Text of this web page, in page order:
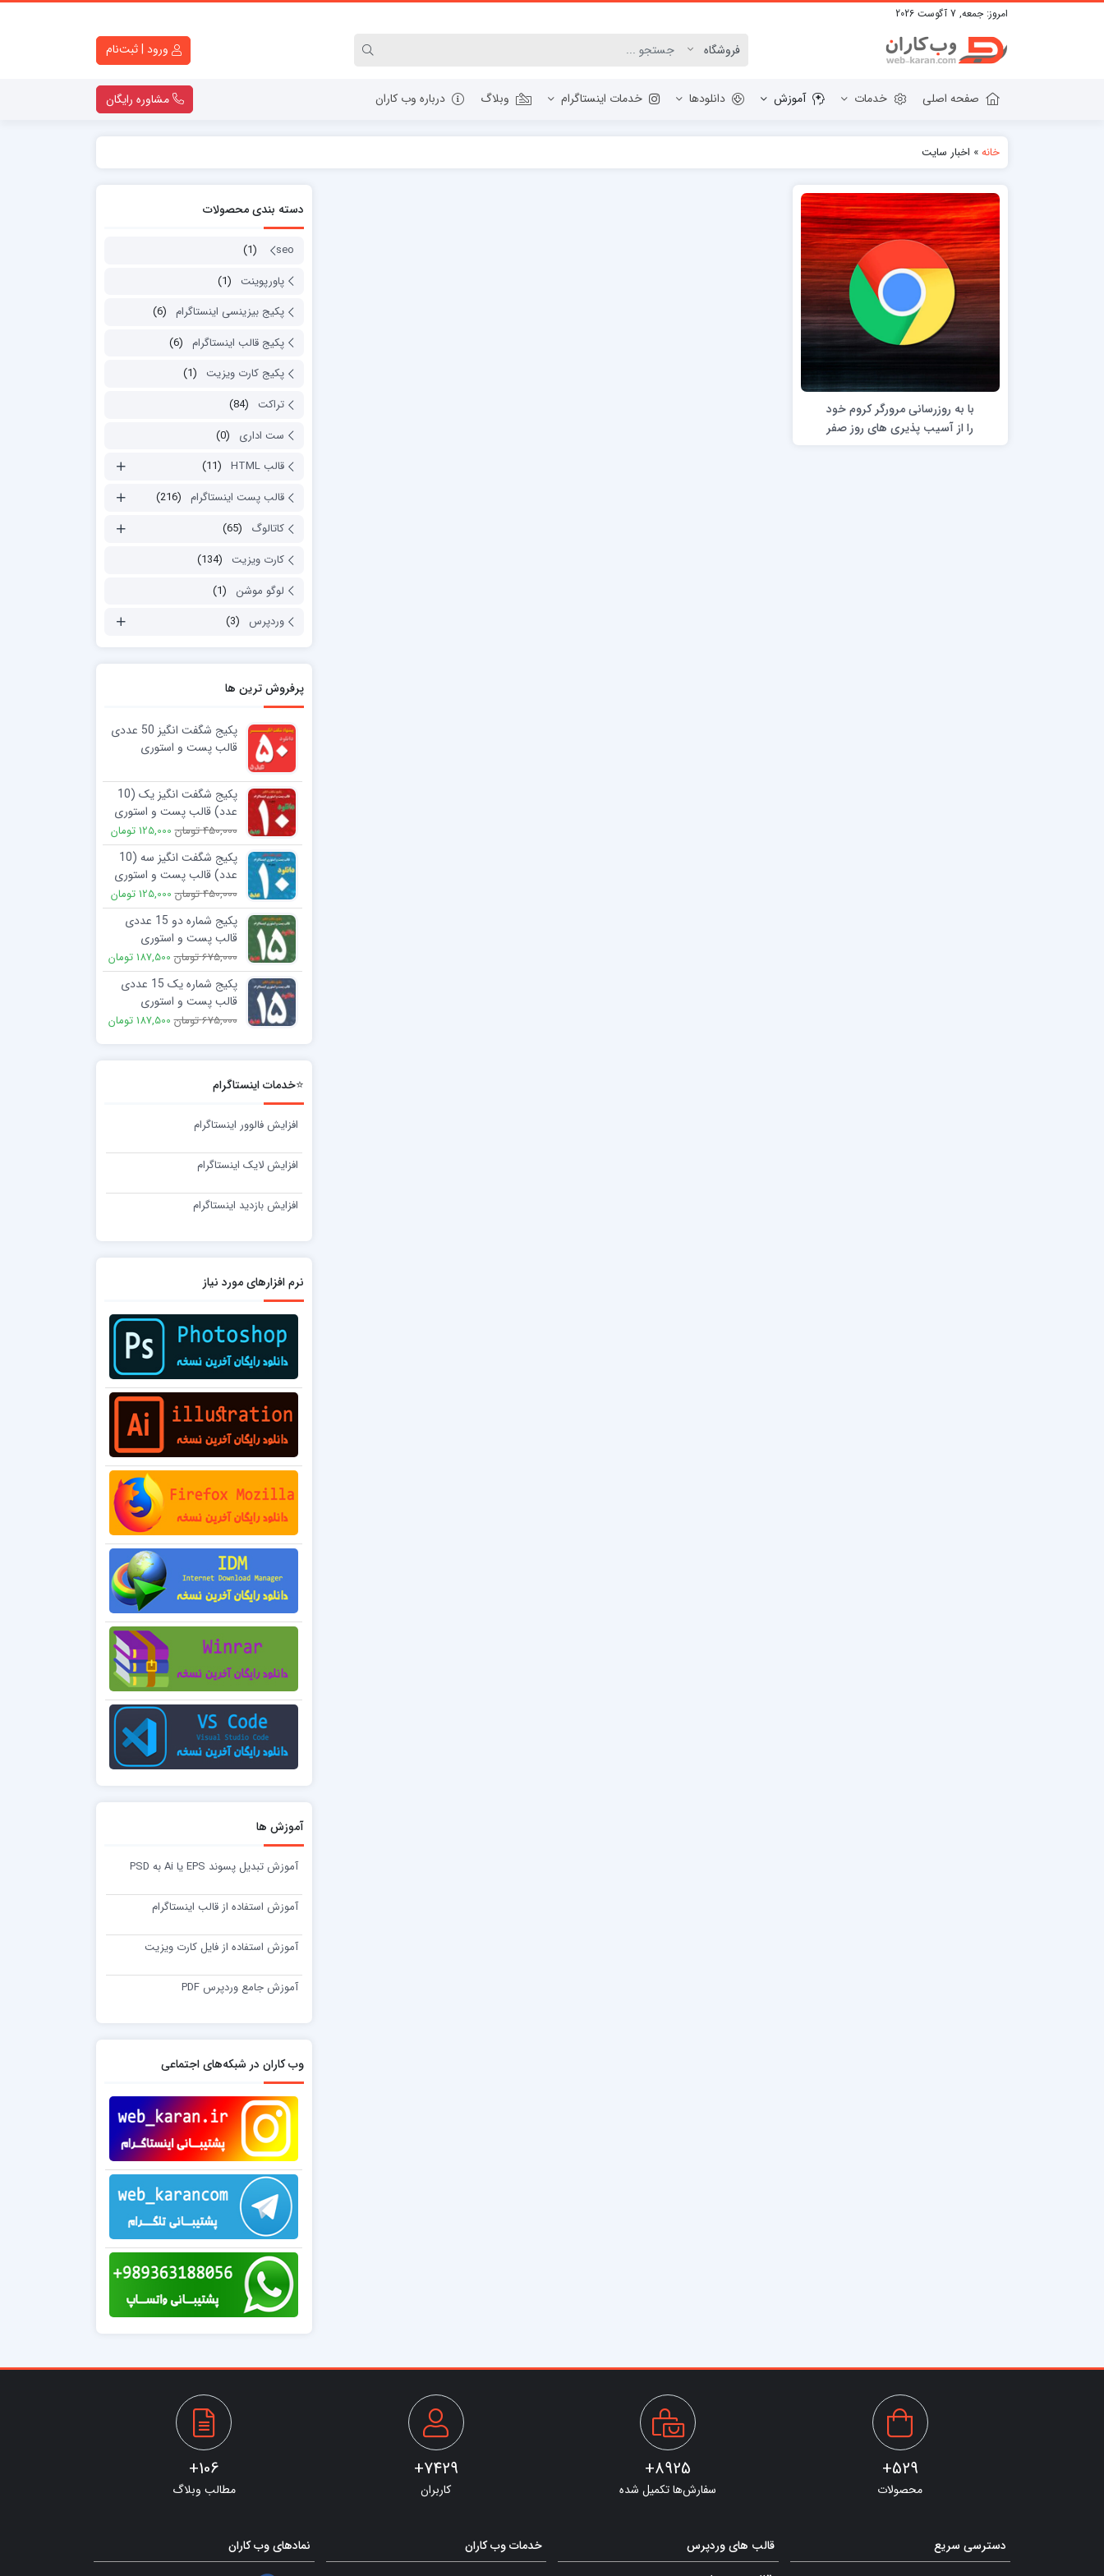
امروز: جمعه, 7 آگوست 2026
ورود | ثبت‌نام
صفحه اصلی خدمات آموزش دانلودها
دانلود وردپرس
پلاگین های وردپرس
کارت ویزیت لایه باز
تراکت لایه باز
کاتالوگ لایه باز
قالب اینستاگرام
پاورپوینت
لوگو موشن
خدمات اینستاگرام وبلاگ درباره وب کاران مشاوره رایگان
خانه» اخبار سایت
با به روزرسانی مرورگر کروم خود
را از آسیب پذیری های روز صفر
ایمن نگه دارید
دسته بندی محصولات
seo
(1)
پاورپوینت
(1)
پکیج بیزینسی اینستاگرام (6)
پکیج قالب اینستاگرام (6)
پکیج کارت ویزیت
(1)
تراکت
(84)
ست اداری
(0)
قالب HTML
(11)
قالب پست اینستاگرام (216)
کاتالوگ
(65)
کارت ویزیت
(134)
لوگو موشن
(1)
وردپرس
(3)
پرفروش ترین ها
پکیج شگفت انگیز 50 عددی
قالب پست و استوری
2,250,000 تومان 299,000 تومان
پکیج شگفت انگیز یک (10
عدد) قالب پست و استوری
اینستاگرام
450,000 تومان 125,000 تومان
پکیج شگفت انگیز سه (10
عدد) قالب پست و استوری
اینستاگرام
450,000 تومان 125,000 تومان
پکیج شماره دو 15 عددی
قالب پست و استوری
اینستاگرام
675,000 تومان 187,500 تومان
پکیج شماره یک 15 عددی
قالب پست و استوری
اینستاگرام
675,000 تومان 187,500 تومان
⭐خدمات اینستاگرام
افزایش فالوور اینستاگرام
افزایش لایک اینستاگرام
افزایش بازدید اینستاگرام
نرم افزارهای مورد نیاز
آموزش ها
آموزش تبدیل پسوند EPS یا Ai به PSD
آموزش استفاده از قالب اینستاگرام
آموزش استفاده از فایل کارت ویزیت
آموزش جامع وردپرس PDF
وب کاران در شبکه‌های اجتماعی
529+
محصولات
8925+
سفارش‌ها تکمیل شده
7429+
کاربران
106+
مطالب وبلاگ
دسترسی سریع قالب های وردپرس خدمات وب کاران نمادهای وب کاران